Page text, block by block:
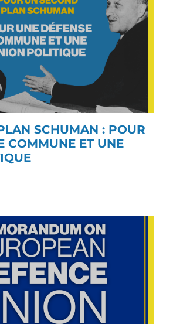
SCHUMAN : POUR
COMMUNE ET UNE